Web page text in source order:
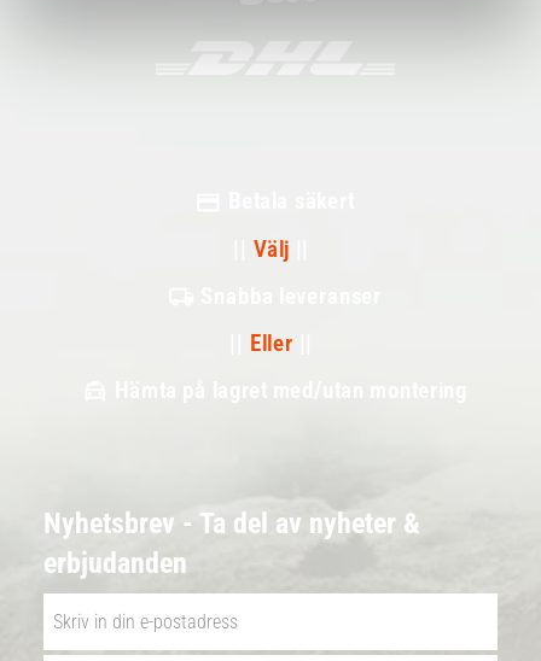
Välj
Eller
Hämta på lagret med/utan montering
Nyhetsbrev - Ta del av nyheter &
erbjudanden